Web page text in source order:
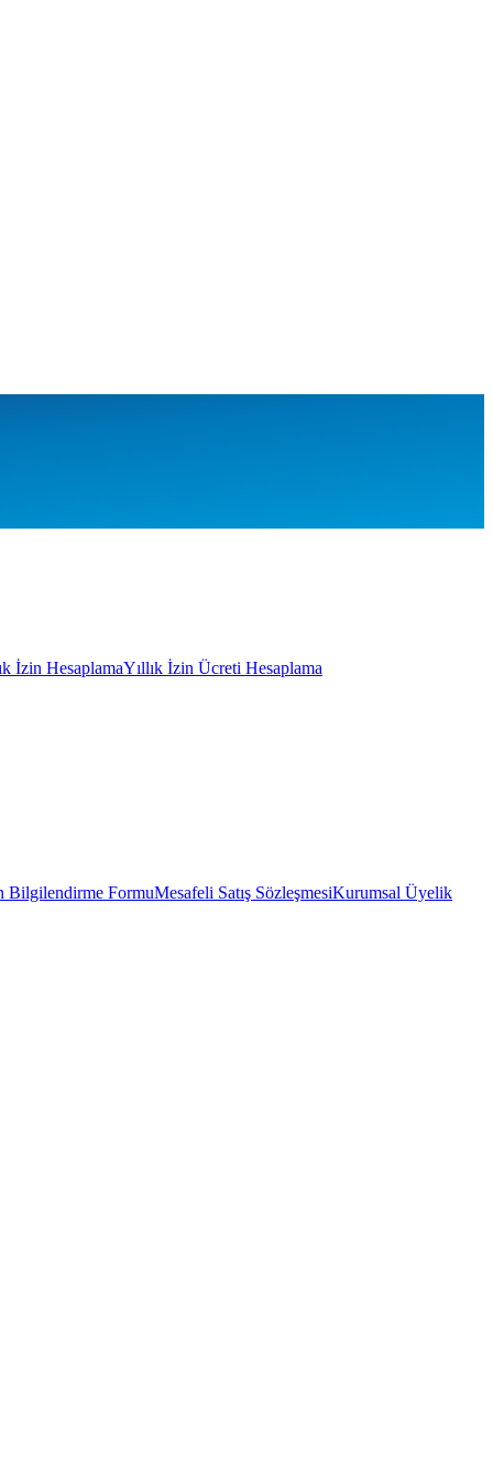
İzin HesaplamaYıllık İzin Ücreti Hesaplama
Bilgilendirme FormuMesafeli Satış SözleşmesiKurumsal Üyelik